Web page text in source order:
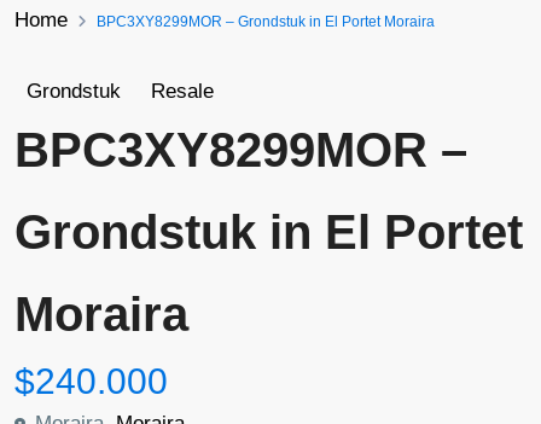
Home BPC3XY8299MOR – Grondstuk in El Portet Moraira
Grondstuk Resale
BPC3XY8299MOR –
Grondstuk in El Portet
Moraira
$240.000